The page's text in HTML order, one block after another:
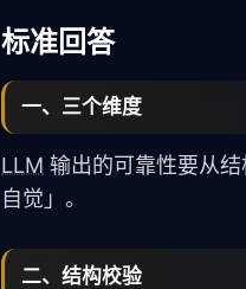
标准回答
一、三个维度
LLM 输出的可靠性要从
自觉」。
二、结构校验